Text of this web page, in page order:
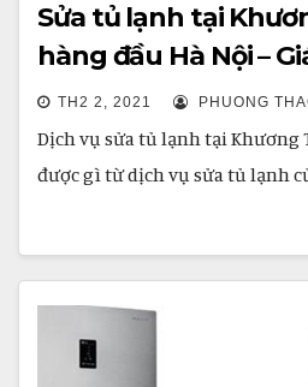
Sửa tủ lạnh tại
hàng đầu Hà Nội –
TH2 2, 2021 PHUONG
Dịch vụ sửa tủ lạnh tại Khương
được gì từ dịch vụ sửa tủ lạnh